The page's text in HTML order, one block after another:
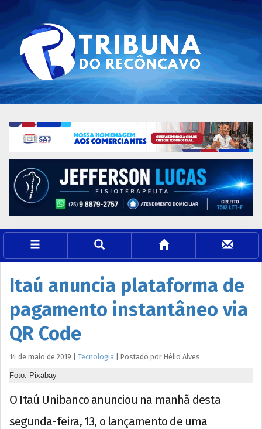
Itaú anuncia plataforma de
pagamento instantâneo via
QR Code
14 de maio de 2019 Tecnologia Postado por Hélio Alves
Foto: Pixabay
O Itaú Unibanco anunciou na manhã desta
segunda-feira, 13, o lançamento de uma